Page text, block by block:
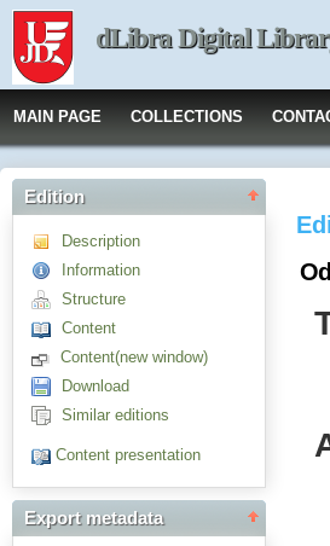
dLibra Digital
MAIN PAGE COLLECTIONS
Edition
Description
Information
Structure
Content
Content(new window)
Download
Similar editions
Content presentation
Export metadata